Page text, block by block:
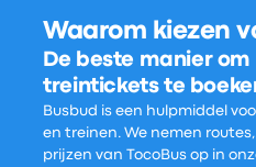
Waarom kiezen
De beste manier om
treintickets te
Busbud is een hulpmiddel
en treinen. We nemen
prijzen van TocoBus op in